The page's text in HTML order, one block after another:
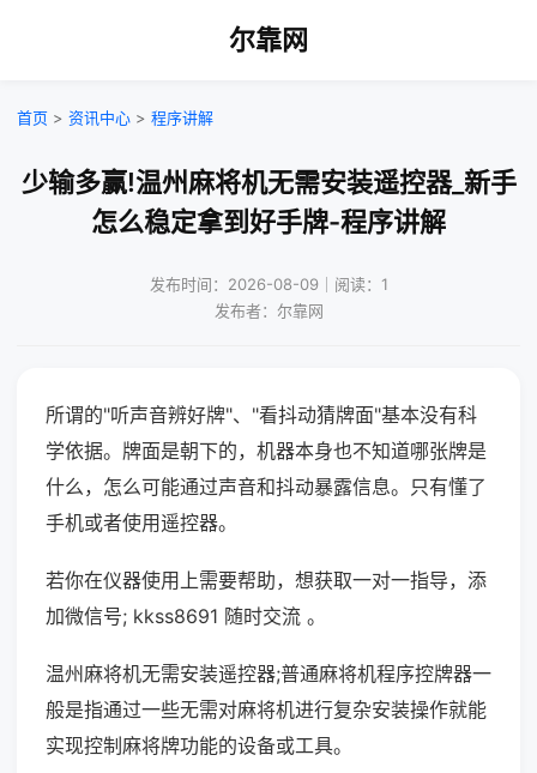
尔靠网
首页 > 资讯中心 > 程序讲解
少输多赢!温州麻将机无需安装遥控器_新手
怎么稳定拿到好手牌-程序讲解
发布时间：2026-08-09｜阅读：1
发布者：尔靠网
所谓的"听声音辨好牌"、"看抖动猜牌面"基本没有科
学依据。牌面是朝下的，机器本身也不知道哪张牌是
什么，怎么可能通过声音和抖动暴露信息。只有懂了
手机或者使用遥控器。
若你在仪器使用上需要帮助，想获取一对一指导，添
加微信号; kkss8691 随时交流 。
温州麻将机无需安装遥控器;普通麻将机程序控牌器一
般是指通过一些无需对麻将机进行复杂安装操作就能
实现控制麻将牌功能的设备或工具。